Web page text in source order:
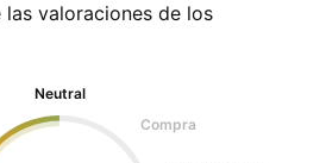
valoraciones de los
Neutral
Compra